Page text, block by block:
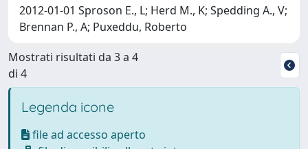
2012-01-01 Sproson E., L; Herd M., K; Spedding A., V;
Brennan P., A; Puxeddu, Roberto
Mostrati risultati da 3 a 4
di 4
Legenda icone
file ad accesso aperto